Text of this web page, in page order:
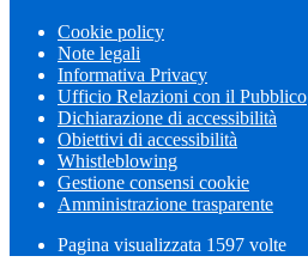
Cookie policy
Note legali
Informativa Privacy
Ufficio Relazioni con il Pubblico
Dichiarazione di accessibilità
Obiettivi di accessibilità
Whistleblowing
Gestione consensi cookie
Amministrazione trasparente
Pagina visualizzata 1597 volte